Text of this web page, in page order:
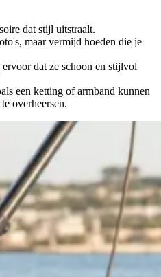
dat stijl uitstraalt.
maar vermijd hoeden die je
dat ze schoon en stijlvol
een ketting of armband kunnen
overheersen.